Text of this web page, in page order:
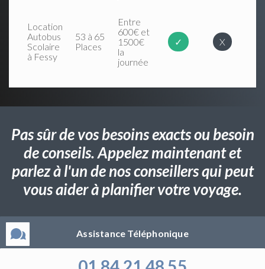
Location
Autobus
Scolaire
à Fessy
53 à 65
Places
Entre
600€ et
1500€
la
journée
✓ X
Pas sûr de vos besoins exacts ou besoin
de conseils. Appelez maintenant et
parlez à l'un de nos conseillers qui peut
vous aider à planifier votre voyage.
Assistance Téléphonique